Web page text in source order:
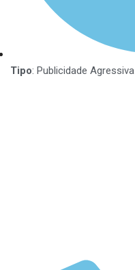
Tipo: Publicidade Agressiva